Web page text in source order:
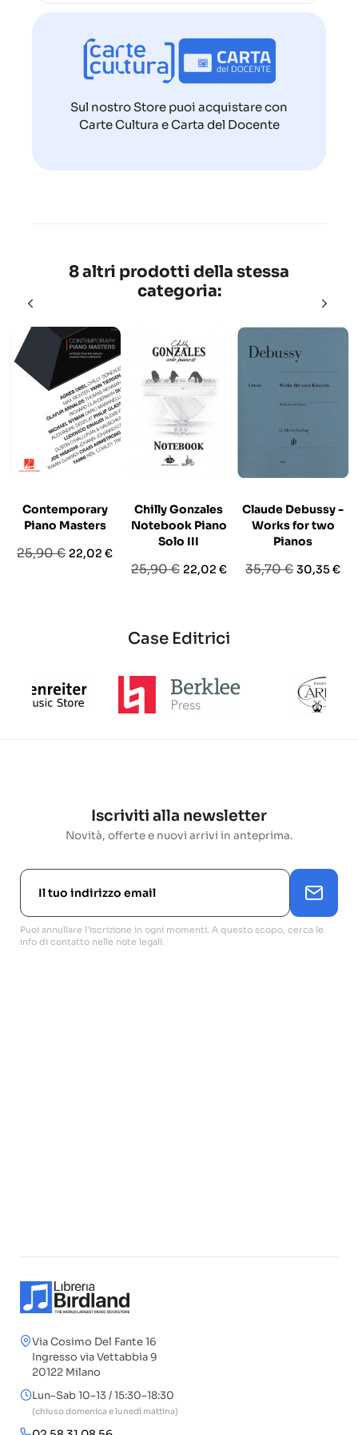
Sul nostro Store puoi acquistare con
Carte Cultura e Carta del Docente
8 altri prodotti della stessa
categoria:
Contemporary
Piano Masters
Prezzo
25,90 € Prezzo
22,02 €
Chilly Gonzales
Notebook Piano
Solo III
Prezzo
25,90 € Prezzo
22,02 €
Claude Debussy -
Works for two
Pianos
Prezzo
35,70 € Prezzo
30,35 €
Case Editrici
Iscriviti alla newsletter
Novità, offerte e nuovi arrivi in anteprima.
Puoi annullare l'iscrizione in ogni momenti. A questo scopo, cerca le
info di contatto nelle note legali.
Via Cosimo Del Fante 16
Ingresso via Vettabbia 9
20122 Milano
Lun–Sab 10–13 / 15:30–18:30
(chiuso domenica e lunedì mattina)